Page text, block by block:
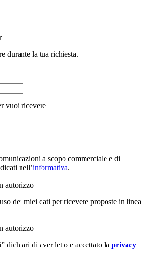
durante la tua richiesta.
vuoi ricevere
a scopo commerciale e di
nell’informativa.
autorizzo
dei miei dati per ricevere proposte in linea
autorizzo
dichiari di aver letto e accettato la privacy